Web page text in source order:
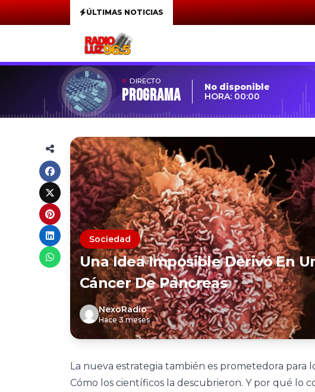
ÚLTIMAS NOTICIAS
DIRECTO
Programa
No disponible
HORA: 00:00
Sociedad
Una Idea Imposible Derivó En
Cáncer De Páncreas
NexoRadio
Hace 3 meses
La nueva estrategia también es prometedora para
Cómo los científicos la descubrieron. Y por qué lo